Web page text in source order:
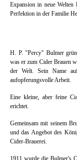
Expansion in neue Welten
Perfektion in der Familie
H. P. "Percy" Bulmer
was er zum Cider Brauen
der Welt. Sein Name
aufopferungsvolle Arbeit.
Eine kleine, aber feine
erichtet.
Gemeinsam mit seinem
und das Angebot des
Cider-Brauerei.
1911 wurde die Bulmer's